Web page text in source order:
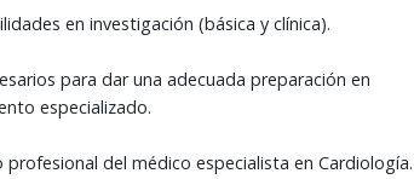
en investigación (básica y clínica).
para dar una adecuada preparación en
especializado.
del médico especialista en Cardiología​.